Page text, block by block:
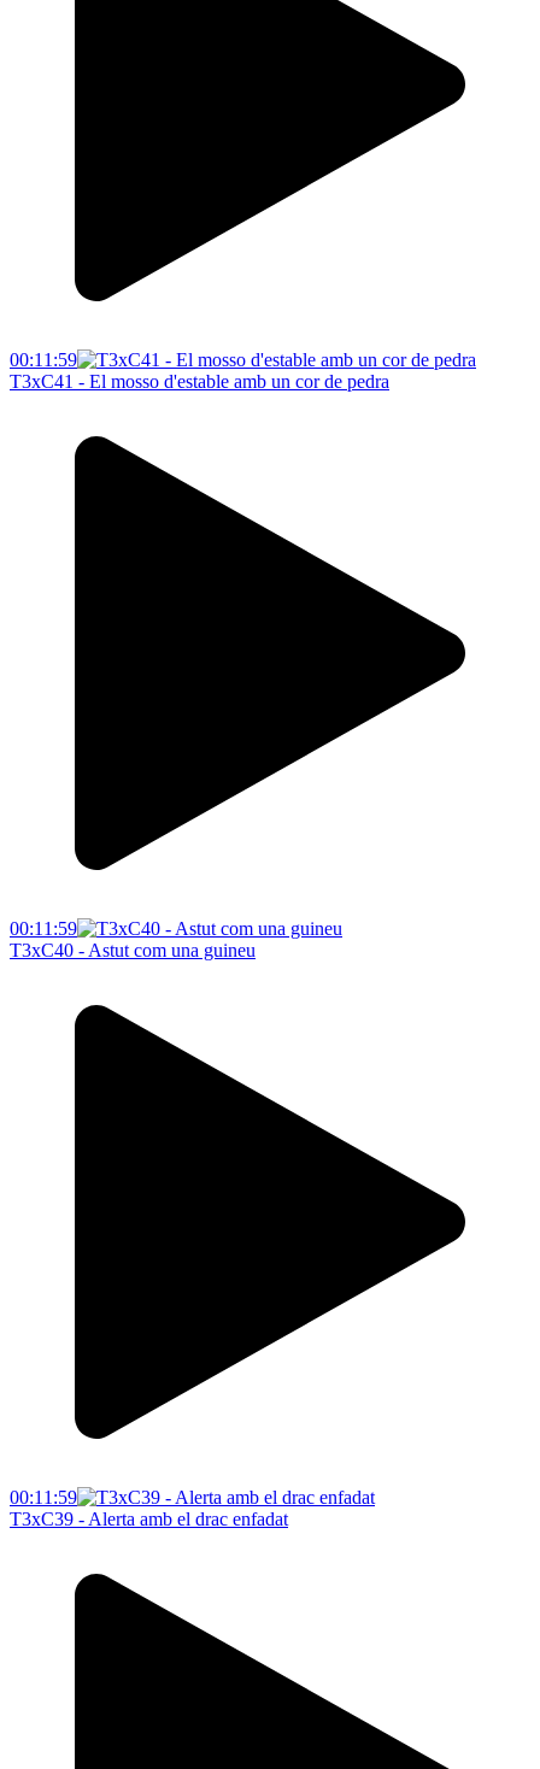
00:11:59
T3xC41 - El mosso d'estable amb un cor de pedra
00:11:59
T3xC40 - Astut com una guineu
00:11:59
T3xC39 - Alerta amb el drac enfadat